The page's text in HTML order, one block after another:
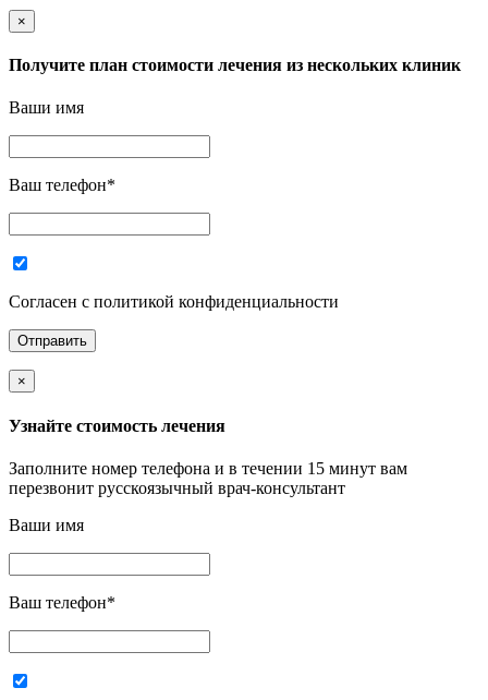
×
Получите план стоимости лечения из нескольких клиник
Ваши имя
Ваш телефон*
Согласен с политикой конфиденциальности
×
Узнайте стоимость лечения
Заполните номер телефона и в течении 15 минут вам
перезвонит русскоязычный врач-консультант
Ваши имя
Ваш телефон*